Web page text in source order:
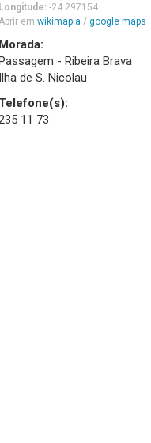
Longitude: -24.297154
Abrir em wikimapia / google maps
Morada:
- Ribeira Brava
Ilha de S. Nicolau
Telefone(s):
11 73